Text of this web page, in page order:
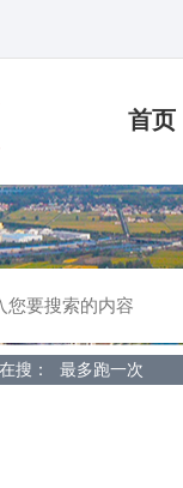
首页
搜： 最多跑一次